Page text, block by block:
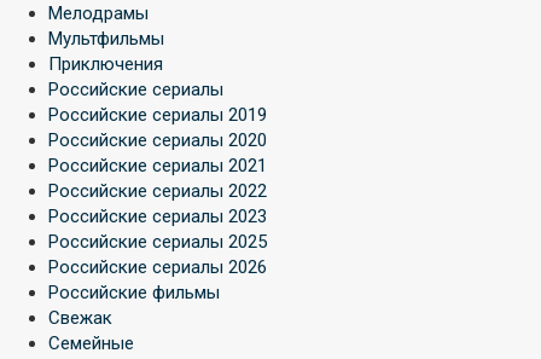
Мелодрамы
Мультфильмы
Приключения
Российские сериалы
Российские сериалы 2019
Российские сериалы 2020
Российские сериалы 2021
Российские сериалы 2022
Российские сериалы 2023
Российские сериалы 2025
Российские сериалы 2026
Российские фильмы
Свежак
Семейные